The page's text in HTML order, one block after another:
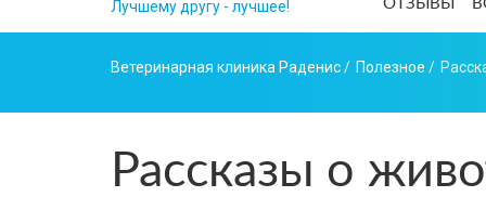
Лучшему другу - лучшее! ОТЗЫВЫ
Ветеринарная клиника Раденис/ Полезное /
Рассказы о